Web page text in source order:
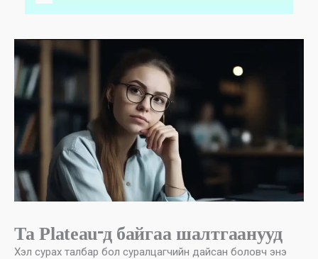
Та Plateau-д байгаа шалтгаанууд
Хэл сурах талбар бол суралцагчийн дайсан боловч энэ